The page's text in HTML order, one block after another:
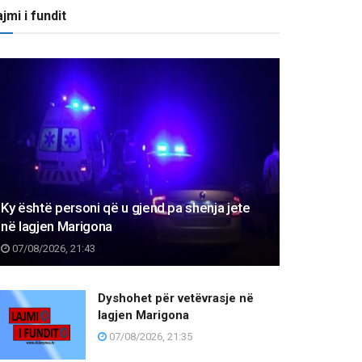
i fundit
Ky është personi që u gjend pa shenja jete
në lagjen Marigona
07/08/2026, 21:43
Dyshohet për vetëvrasje në
lagjen Marigona
07/08/2026, 21:35